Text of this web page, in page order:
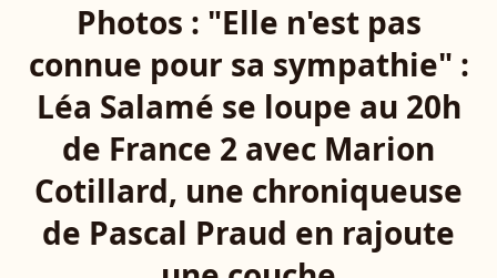
Photos : "Elle n'est pas
connue pour sa sympathie" :
Léa Salamé se loupe au 20h
de France 2 avec Marion
Cotillard, une chroniqueuse
de Pascal Praud en rajoute